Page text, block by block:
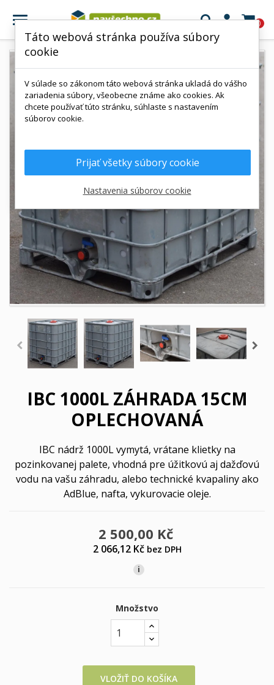
 0
IBC 1000L ZÁHRADA 15CM
OPLECHOVANÁ
IBC nádrž 1000L vymytá, vrátane klietky na
pozinkovanej palete, vhodná pre úžitkovú aj dažďovú
vodu na vašu záhradu, alebo technické kvapaliny ako
AdBlue, nafta, vykurovacie oleje.
2 500,00 Kč
2 066,12 Kč bez DPH
i
Množstvo
VLOŽIŤ DO KOŠÍKA
Táto webová stránka používa súbory
cookie
V súlade so zákonom táto webová stránka ukladá do vášho
zariadenia súbory, všeobecne známe ako cookies. Ak
chcete používať túto stránku, súhlaste s nastavením
súborov cookie.
Prijať všetky súbory cookie
Nastavenia súborov cookie